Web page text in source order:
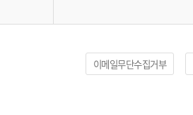
이메일무단수집거부